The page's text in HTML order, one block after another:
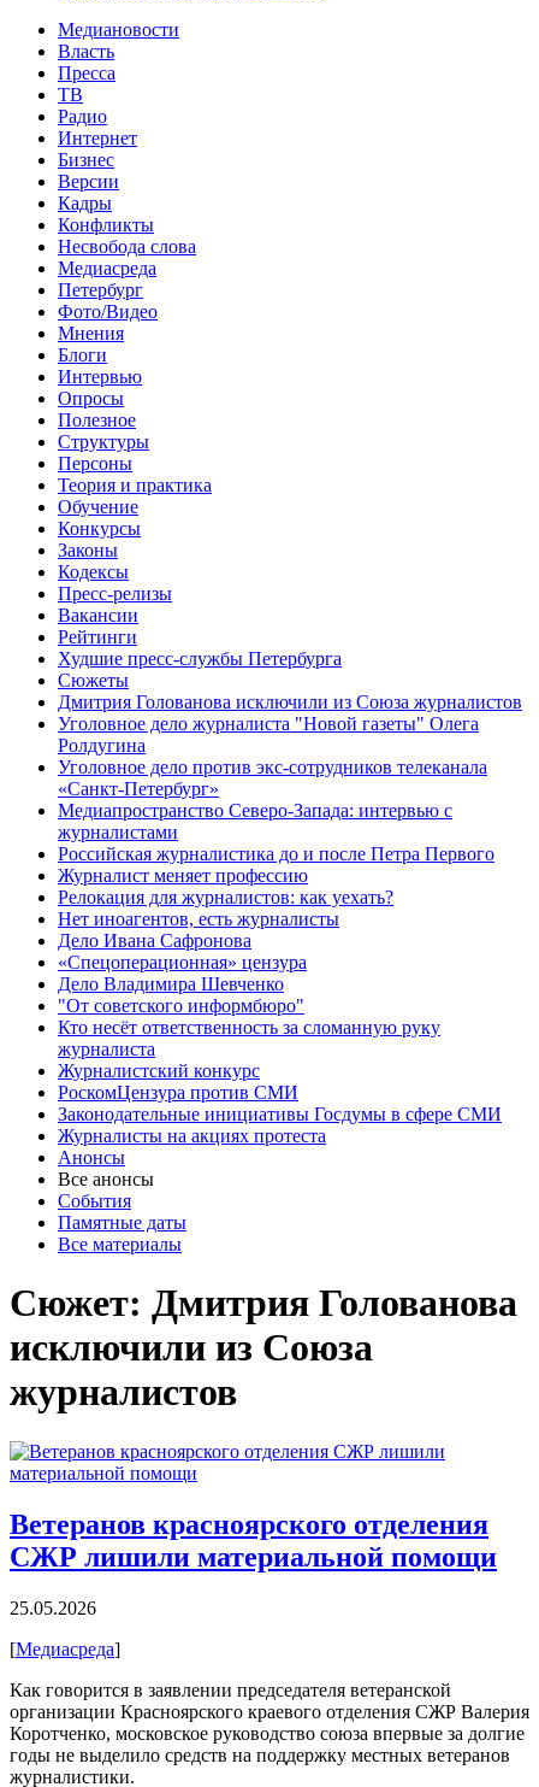
Медиановости
Власть
Пресса
ТВ
Радио
Интернет
Бизнес
Версии
Кадры
Конфликты
Несвобода слова
Медиасреда
Петербург
Фото/Видео
Мнения
Блоги
Интервью
Опросы
Полезное
Структуры
Персоны
Теория и практика
Обучение
Конкурсы
Законы
Кодексы
Пресс-релизы
Вакансии
Рейтинги
Худшие пресс-службы Петербурга
Сюжеты
Дмитрия Голованова исключили из Союза журналистов
Уголовное дело журналиста "Новой газеты" Олега
Ролдугина
Уголовное дело против экс-сотрудников телеканала
«Санкт-Петербург»
Медиапространство Северо-Запада: интервью с
журналистами
Российская журналистика до и после Петра Первого
Журналист меняет профессию
Релокация для журналистов: как уехать?
Нет иноагентов, есть журналисты
Дело Ивана Сафронова
«Спецоперационная» цензура
Дело Владимира Шевченко
"От советского информбюро"
Кто несёт ответственность за сломанную руку
журналиста
Журналистский конкурс
РоскомЦензура против СМИ
Законодательные инициативы Госдумы в сфере СМИ
Журналисты на акциях протеста
Анонсы
Все анонсы
События
Памятные даты
Все материалы
Сюжет: Дмитрия Голованова
исключили из Союза
журналистов
Ветеранов красноярского отделения
СЖР лишили материальной помощи
25.05.2026
[Медиасреда]
Как говорится в заявлении председателя ветеранской
организации Красноярского краевого отделения СЖР Валерия
Коротченко, московское руководство союза впервые за долгие
годы не выделило средств на поддержку местных ветеранов
журналистики.